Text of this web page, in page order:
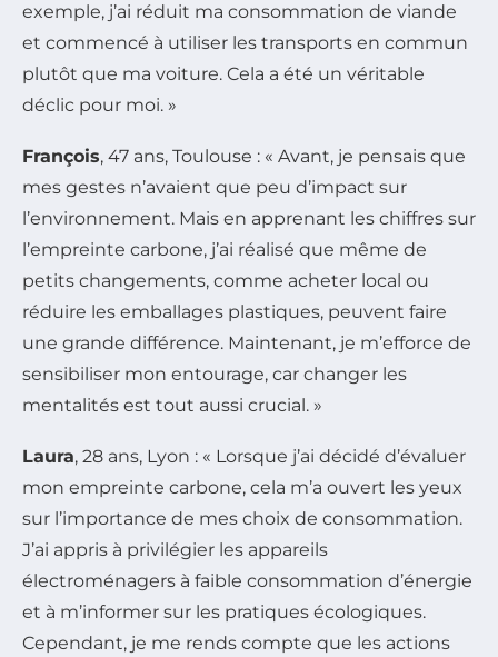
exemple, j’ai réduit ma consommation de viande
et commencé à utiliser les transports en commun
plutôt que ma voiture. Cela a été un véritable
déclic pour moi. »
François, 47 ans, Toulouse : « Avant, je pensais que
mes gestes n’avaient que peu d’impact sur
l’environnement. Mais en apprenant les chiffres sur
l’empreinte carbone, j’ai réalisé que même de
petits changements, comme acheter local ou
réduire les emballages plastiques, peuvent faire
une grande différence. Maintenant, je m’efforce de
sensibiliser mon entourage, car changer les
mentalités est tout aussi crucial. »
Laura, 28 ans, Lyon : « Lorsque j’ai décidé d’évaluer
mon empreinte carbone, cela m’a ouvert les yeux
sur l’importance de mes choix de consommation.
J’ai appris à privilégier les appareils
électroménagers à faible consommation d’énergie
et à m’informer sur les pratiques écologiques.
Cependant, je me rends compte que les actions